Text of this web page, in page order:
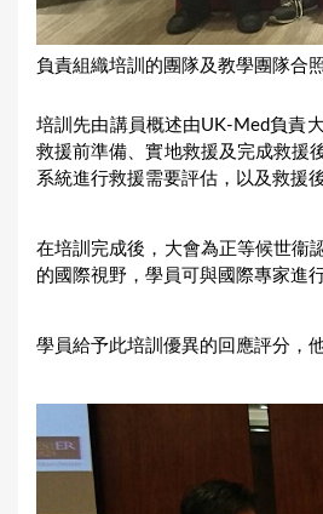
負責組織培訓的團隊及教學團隊合照
培訓先由講員概述由UK-Med負責
救援前準備、實地救援及完成救援
系統進行救援需要評估，以及救援
在培訓完成後，大會為正等候世衞
的國際視野，學員可與國際專家進
學員給予此培訓優異的回應評分，